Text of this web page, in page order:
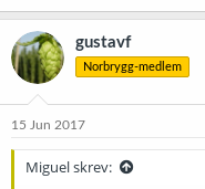
gustavf
Norbrygg-medlem
15 Jun 2017
Miguel skrev: